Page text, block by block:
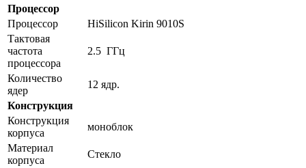
Процессор
Процессор
HiSilicon Kirin 9010S
Тактовая
частота
процессора
2.5 ГГц
Количество
ядер
12 ядр.
Конструкция
Конструкция
корпуса
моноблок
Материал
корпуса
Стекло